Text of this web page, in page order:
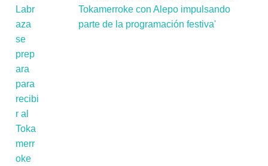
Tokamerroke con Alepo impulsando
parte de la programación festiva'